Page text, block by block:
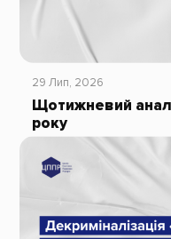
29 Лип, 2026
Щотижневий
року